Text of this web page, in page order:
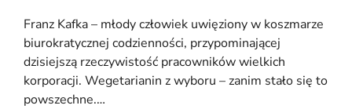
Franz Kafka – młody człowiek uwięziony w koszmarze
biurokratycznej codzienności, przypominającej
dzisiejszą rzeczywistość pracowników wielkich
korporacji. Wegetarianin z wyboru – zanim stało się to
powszechne.…